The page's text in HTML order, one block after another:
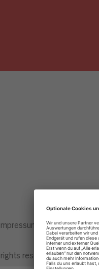
Privatsphäre-
reserved